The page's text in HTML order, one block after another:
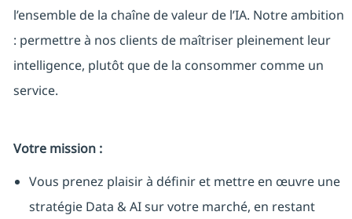
l’ensemble de la chaîne de valeur de l’IA. Notre ambition
: permettre à nos clients de maîtriser pleinement leur
intelligence, plutôt que de la consommer comme un
service.
Votre mission :
Vous prenez plaisir à définir et mettre en œuvre une
stratégie Data & AI sur votre marché, en restant